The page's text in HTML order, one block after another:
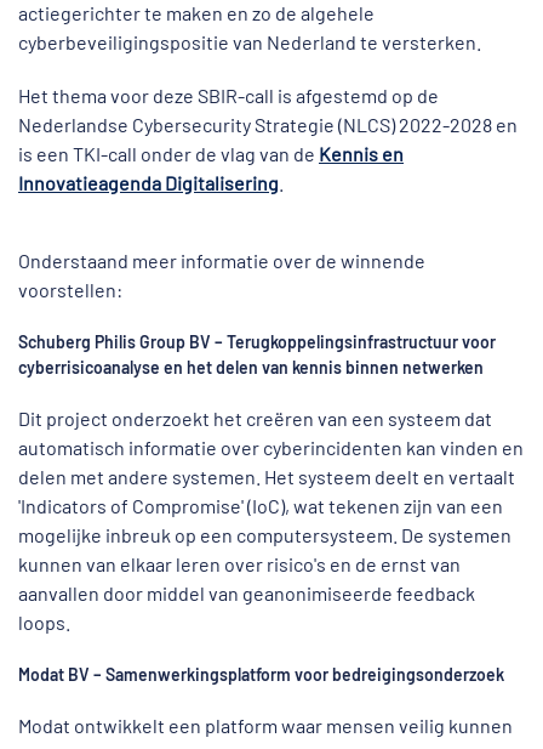
actiegerichter te maken en zo de algehele
cyberbeveiligingspositie van Nederland te versterken.
Het thema voor deze SBIR-call is afgestemd op de
Nederlandse Cybersecurity Strategie (NLCS) 2022-2028 en
is een TKI-call onder de vlag van de Kennis en
Innovatieagenda Digitalisering
Onderstaand meer informatie over de winnende
voorstellen:
Schuberg Philis Group BV – Terugkoppelingsinfrastructuur voor
cyberrisicoanalyse en het delen van kennis binnen netwerken
Dit project onderzoekt het creëren van een systeem dat
automatisch informatie over cyberincidenten kan vinden en
delen met andere systemen. Het systeem deelt en vertaalt
'Indicators of Compromise' (IoC), wat tekenen zijn van een
mogelijke inbreuk op een computersysteem. De systemen
kunnen van elkaar leren over risico's en de ernst van
aanvallen door middel van geanonimiseerde feedback
loops.
Modat BV – Samenwerkingsplatform voor bedreigingsonderzoek
Modat ontwikkelt een platform waar mensen veilig kunnen